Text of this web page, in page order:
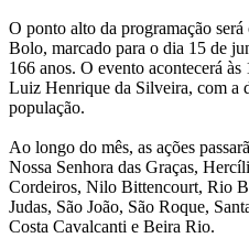
O ponto alto da programação
Bolo, marcado para o dia 15 de
166 anos. O evento acontecerá
Luiz Henrique da Silveira, com a
população.
Ao longo do mês, as ações
Nossa Senhora das Graças,
Cordeiros, Nilo Bittencourt, Rio
Judas, São João, São Roque,
Costa Cavalcanti e Beira Rio.